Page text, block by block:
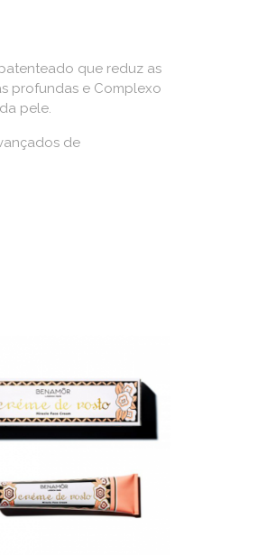
que reduz as
profundas e Complexo
pele.
de